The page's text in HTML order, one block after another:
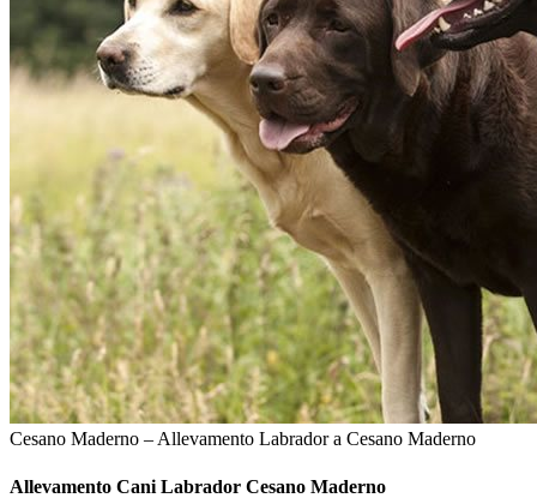
Cesano Maderno – Allevamento Labrador a Cesano Maderno
Allevamento Cani Labrador Cesano Maderno